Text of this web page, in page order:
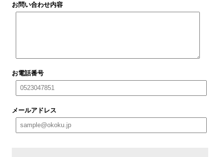
お問い合わせ内容
お電話番号
メールアドレス